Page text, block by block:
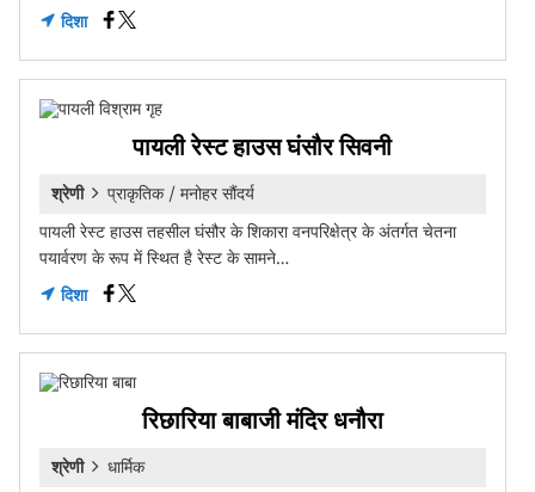
दिशा
पायली रेस्ट हाउस घंसौर सिवनी
श्रेणी
प्राकृतिक / मनोहर सौंदर्य
पायली रेस्ट हाउस तहसील घंसौर के शिकारा वनपरिक्षेत्र के अंतर्गत चेतना
पयार्वरण के रूप में स्थित है रेस्ट के सामने…
दिशा
रिछारिया बाबाजी मंदिर धनौरा
श्रेणी
धार्मिक